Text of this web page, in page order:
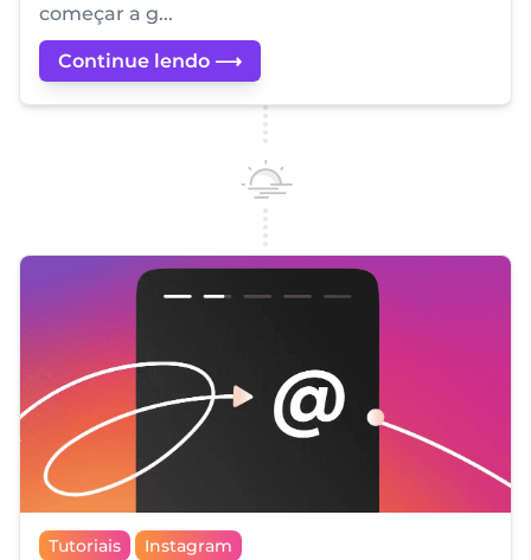
começar a g...
Continue lendo ⟶
Tutoriais Instagram